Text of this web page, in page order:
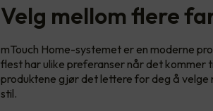
Velg mellom flere
mTouch Home-systemet er en moderne
flest har ulike preferanser når det kommer
produktene gjør det lettere for deg å velge
stil.